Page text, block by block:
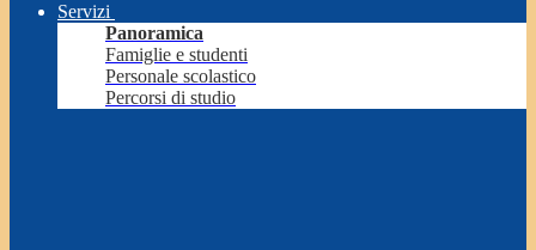
Servizi
Panoramica
Famiglie e studenti
Personale scolastico
Percorsi di studio